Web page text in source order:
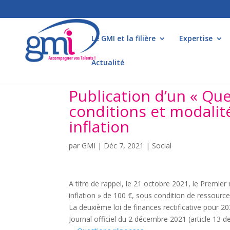
Le GMI et la filière Expertise
Actualité
Publication d’un «
conditions et
inflation
par GMI | Déc 7, 2021 | Social
A titre de rappel, le 21 octobre 2021, le Premier
inflation » de 100 €, sous condition de
La deuxième loi de finances rectificative pour
Journal officiel du 2 décembre 2021 (article 13